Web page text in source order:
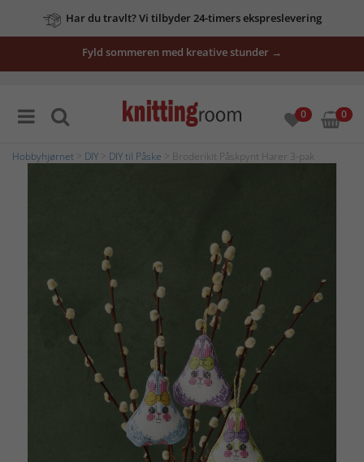
Har du travlt? Vi tilbyder 24-timers ekspreslevering
Fyld sommeren med kreative stunder →
0 0
Hobbyhjørnet DIY DIY til Påske > Broderikit Påskpynt Harer 3-pak